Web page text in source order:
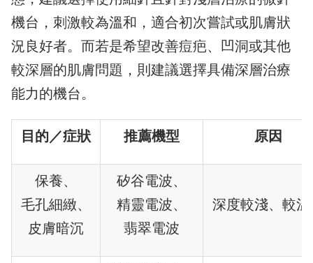
機台，刺激較為溫和，適合初次嘗試或肌膚狀
況良好者。而若是希望改善痘疤、凹洞或其他
較深層的肌膚問題，則建議選擇具備深層治療
能力的機台。
目的／症狀 推薦機型 原因
保養、
毛孔細緻、
皮膚暗沉
矽谷電波、
精靈電波、
翡翠電波
深度較淺、較